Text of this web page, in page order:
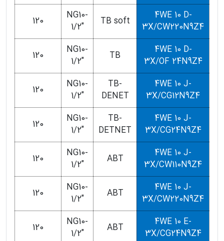
4WE 10 D-
3X/CW220N9Z4
TB soft
NG10-
1/2"
120
4WE 10 D-
3X/OF 24N9Z4
TB
NG10-
1/2"
120
4WE 10 J-
3X/CG12N9Z4
TB-
DENET
NG10-
1/2"
120
4WE 10 J-
3X/CG24N9Z4
TB-
DETNET
NG10-
1/2"
120
4WE 10 J-
3X/CW110N9Z4
ABT
NG10-
1/2"
120
4WE 10 J-
3X/CW220N9Z4
ABT
NG10-
1/2"
120
4WE 10 E-
3X/CG24N9Z4
ABT
NG10-
1/2"
120